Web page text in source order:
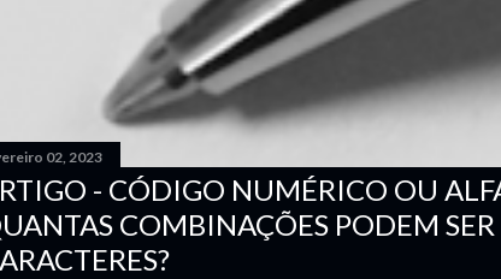
02, 2023
- CÓDIGO NUMÉRICO OU
COMBINAÇÕES PODEM